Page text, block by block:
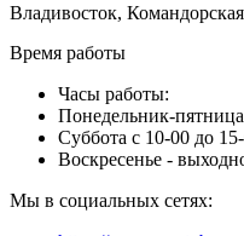
Владивосток, Командорская
Время работы
Часы работы:
Понедельник-
Суббота с 10-00 до
Воскресенье -
Мы в социальных сетях: